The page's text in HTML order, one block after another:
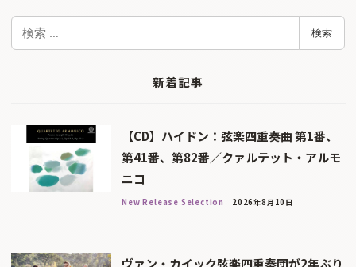
検
検索
新着記事
【CD】ハイドン：弦楽四重奏曲 第1番、
第41番、第82番／クァルテット・アルモ
ニコ
New Release Selection 2026年8月10日
ヴァン・カイック弦楽四重奏団が2年ぶり